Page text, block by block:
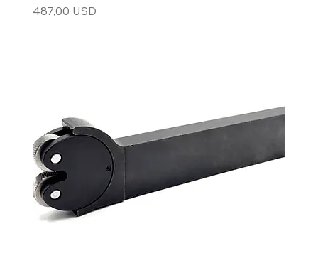
Prezzo
487,00 USD